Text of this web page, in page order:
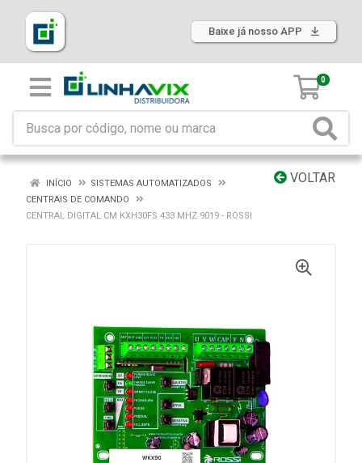
Baixe já nosso APP
0
VOLTAR
INÍCIO
SISTEMAS AUTOMATIZADOS
CENTRAIS DE COMANDO
CENTRAL DIGITAL CM KXH30FS 433 MHZ 9019 - ROSSI